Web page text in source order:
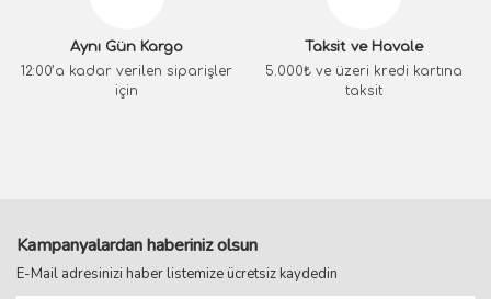
Aynı Gün Kargo
12:00’a kadar verilen siparişler
için
Taksit ve Havale
5.000₺ ve üzeri kredi kartına
taksit
Kampanyalardan haberiniz olsun
E-Mail adresinizi haber listemize ücretsiz kaydedin